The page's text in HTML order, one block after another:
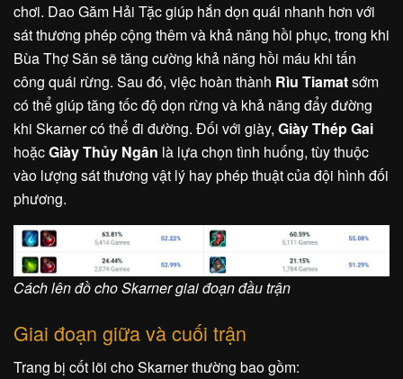
chơi. Dao Găm Hải Tặc giúp hắn dọn quái nhanh hơn với
sát thương phép cộng thêm và khả năng hồi phục, trong khi
Bùa Thợ Săn sẽ tăng cường khả năng hồi máu khi tấn
công quái rừng. Sau đó, việc hoàn thành Rìu Tiamatsớm
có thể giúp tăng tốc độ dọn rừng và khả năng đẩy đường
khi Skarner có thể đi đường. Đối với giày, Giày Thép Gai
hoặcGiày Thủy Ngân là lựa chọn tình huống, tùy thuộc
vào lượng sát thương vật lý hay phép thuật của đội hình đối
phương.
Cách lên đồ cho Skarner giai đoạn đầu trận
Giai đoạn giữa và cuối trận
Trang bị cốt lõi cho Skarner thường bao gồm: